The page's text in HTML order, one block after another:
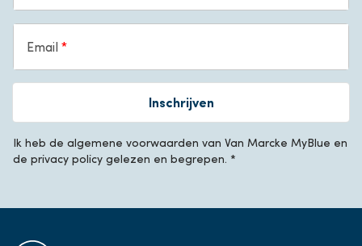
Email
Inschrijven
Ik heb de algemene voorwaarden van Van Marcke MyBlue en
de privacy policy gelezen en begrepen. *